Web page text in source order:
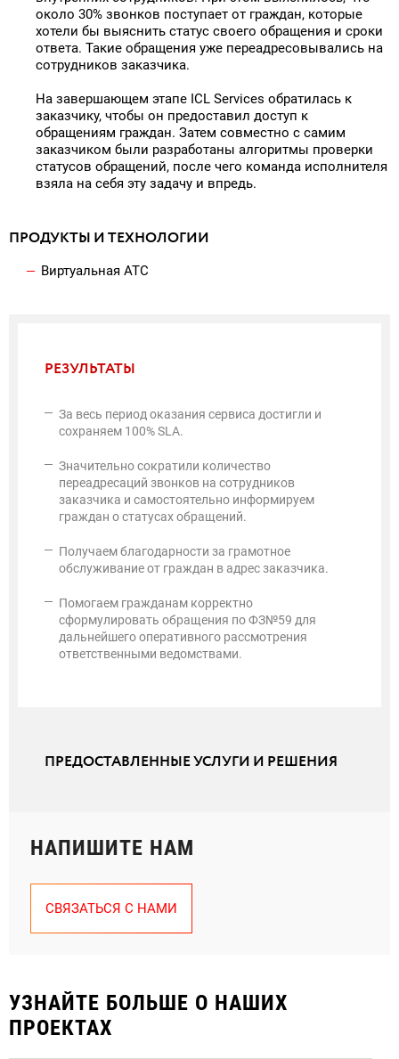
около 30% звонков поступает от граждан, которые
хотели бы выяснить статус своего обращения и сроки
ответа. Такие обращения уже переадресовывались на
сотрудников заказчика.
На завершающем этапе ICL Services обратилась к
заказчику, чтобы он предоставил доступ к
обращениям граждан. Затем совместно с самим
заказчиком были разработаны алгоритмы проверки
статусов обращений, после чего команда исполнителя
взяла на себя эту задачу и впредь.
ПРОДУКТЫ И ТЕХНОЛОГИИ
Виртуальная АТС
РЕЗУЛЬТАТЫ
За весь период оказания сервиса достигли и
сохраняем 100% SLA.
Значительно сократили количество
переадресаций звонков на сотрудников
заказчика и самостоятельно информируем
граждан о статусах обращений.
Получаем благодарности за грамотное
обслуживание от граждан в адрес заказчика.
Помогаем гражданам корректно
сформулировать обращения по ФЗ№59 для
дальнейшего оперативного рассмотрения
ответственными ведомствами.
ПРЕДОСТАВЛЕННЫЕ УСЛУГИ И РЕШЕНИЯ
НАПИШИТЕ НАМ
СВЯЗАТЬСЯ С НАМИ
УЗНАЙТЕ БОЛЬШЕ О НАШИХ
ПРОЕКТАХ